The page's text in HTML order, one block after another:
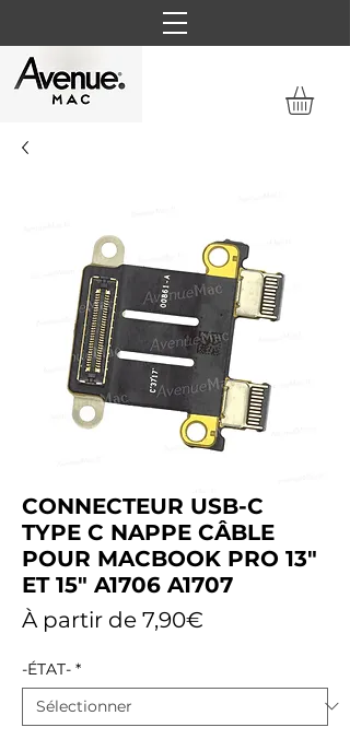
CONNECTEUR USB-C
TYPE C NAPPE CÂBLE
POUR MACBOOK PRO 13"
ET 15" A1706 A1707
À partir de 7,90€
-ÉTAT- *